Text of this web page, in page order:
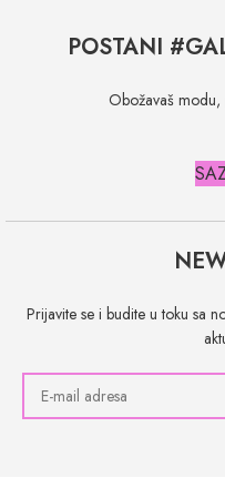
POSTANI
Obožavaš
Prijavite se i budite u toku sa